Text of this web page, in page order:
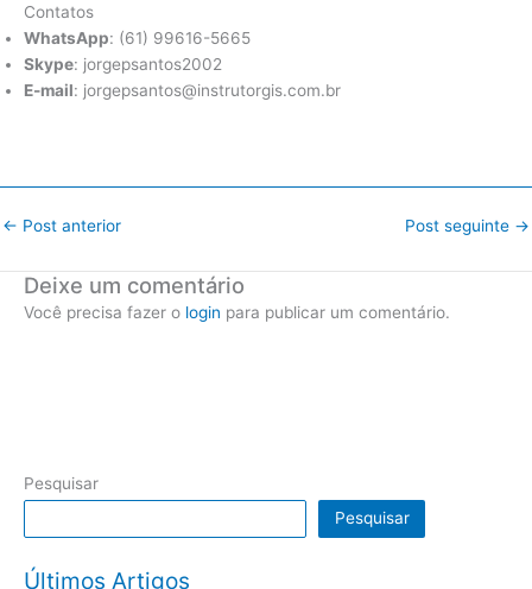
Contatos
WhatsApp: (61) 99616-5665
Skype: jorgepsantos2002
E-mail: jorgepsantos@instrutorgis.com.br
← Post anterior Post seguinte →
Deixe um comentário
Você precisa fazer o login para publicar um comentário.
Pesquisar
Pesquisar
Últimos Artigos